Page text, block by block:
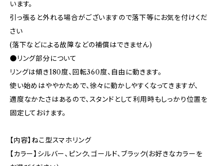
います。
引っ張ると外れる場合がございますので落下等にお気を付けくだ
さい
(落下などによる故障などの補償はできません)
●リング部分について
リングは傾き180度、回転360度、自由に動きます。
使い始めはややかためで、徐々に動かしやすくなってきますが、
適度なかたさはあるので、スタンドとして利用時もしっかり位置を
固定しておけます。
【内容】ねこ型スマホリング
【カラー】シルバー、ピンク、ゴールド、ブラック(お好きなカラーを